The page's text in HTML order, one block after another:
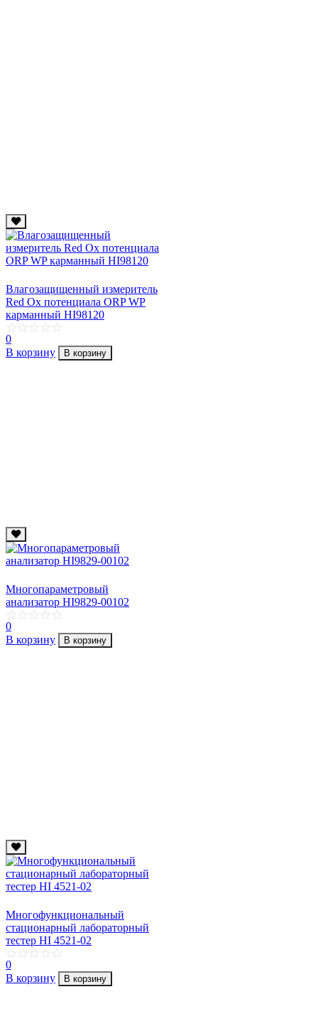
Влагозащищенный измеритель
Red Ox потенциала ORP WP
карманный HI98120
0
В корзину
В корзину
Многопараметровый
анализатор HI9829-00102
0
В корзину
В корзину
Многофункциональный
стационарный лабораторный
тестер HI 4521-02
0
В корзину
В корзину